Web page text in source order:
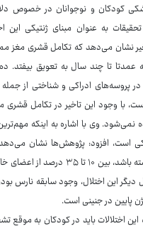
کودکان و نوجوانان در خصوص
به عنوان مبنای ژنتیکی این
نشان می‌دهد که تکامل قشری مغز
تا چند سال به تعویق بیفتد.
پروسه‌های ادراکی و شناختی از
با وجود این تاخیر در تکامل قشری
نمی‌شود. وی با اشاره به اینکه
است، افزود: پژوهش‌ها نشان
توجه بیش‌فعالی داشته باشد، بین
دیگر این اختلال، وجود سابقه نارس
پایین در جنینی است.
این اختلالات باید در کودکان به